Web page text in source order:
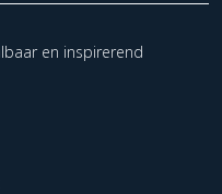
en inspirerend